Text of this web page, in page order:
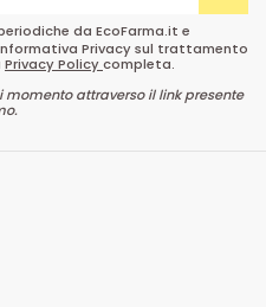
da EcoFarma.it e
Privacy sul trattamento
Privacy Policycompleta.
momento attraverso il link presente